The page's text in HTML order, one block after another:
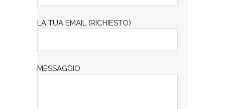
LA TUA EMAIL (RICHIESTO)
MESSAGGIO